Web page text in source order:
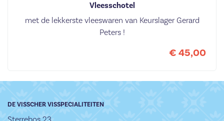
Vleesschotel
met de lekkerste vleeswaren van Keurslager Gerard
Peters !
€ 45,00
DE VISSCHER VISSPECIALITEITEN